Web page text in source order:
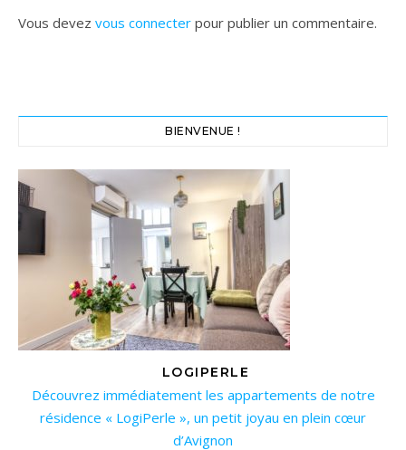
Vous devez vous connecter pour publier un commentaire.
BIENVENUE !
LOGIPERLE
Découvrez immédiatement les appartements de notre
résidence « LogiPerle », un petit joyau en plein cœur
d’Avignon